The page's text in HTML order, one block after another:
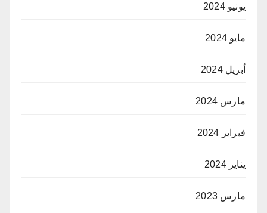
يونيو 2024
مايو 2024
أبريل 2024
مارس 2024
فبراير 2024
يناير 2024
مارس 2023